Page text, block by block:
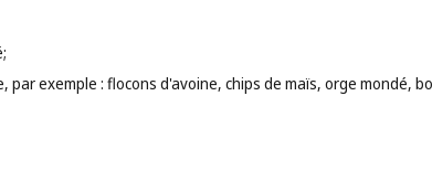
exemple : flocons d'avoine, chips de maïs, orge mondé,